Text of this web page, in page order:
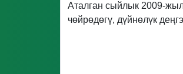
Аталган сыйлык 2009-
чөйрөдөгү, дүйнөлүк